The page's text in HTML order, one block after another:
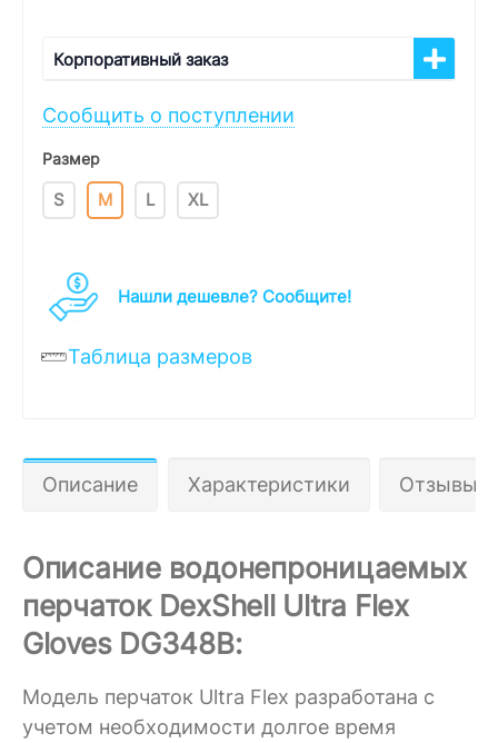
Корпоративный заказ
Сообщить о поступлении
Размер
S M L XL
Нашли дешевле? Cообщите!
Таблица размеров
Описание Характеристики Отзывы 0
Описание водонепроницаемых
перчаток DexShell Ultra Flex
Gloves DG348B:
Модель перчаток Ultra Flex разработана с
учетом необходимости долгое время